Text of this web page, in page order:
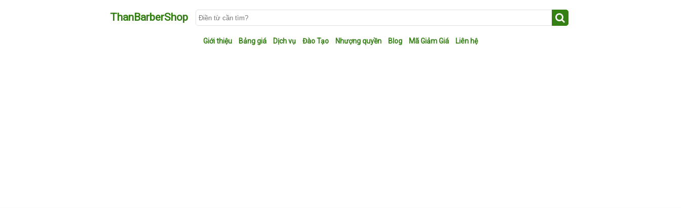
ThanBarberShop
Giới thiệu Bảng giá Dịch vụ Đào Tạo Nhượng quyền Blog Mã Giảm Giá Liên hệ